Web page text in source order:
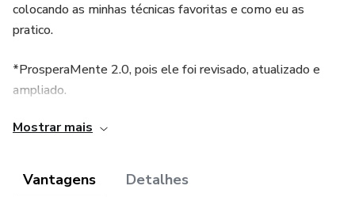
colocando as minhas técnicas favoritas e como eu as
pratico.
*ProsperaMente 2.0, pois ele foi revisado, atualizado e
ampliado.
Quem já comprou poderá baixar a nova ediçõo reformulada
Mostrar mais
Vantagens Detalhes